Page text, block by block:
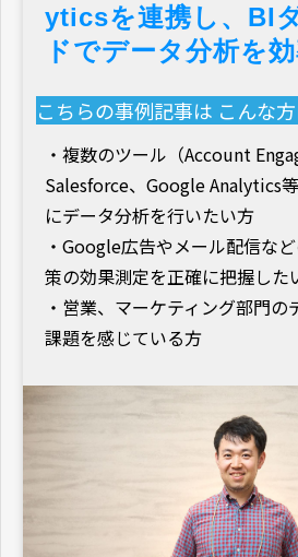
yticsを連携し、BI
ドでデータ分析を
こちらの事例記事は こんな
・複数のツール（Account
Salesforce、Google Analytics
にデータ分析を行いたい方
・Google広告やメール配信な
策の効果測定を正確に把握した
・営業、マーケティング部門
課題を感じている方